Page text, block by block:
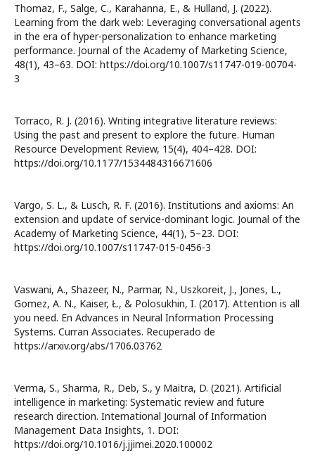
Thomaz, F., Salge, C., Karahanna, E., & Hulland, J. (2022).
Learning from the dark web: Leveraging conversational agents
in the era of hyper-personalization to enhance marketing
performance. Journal of the Academy of Marketing Science,
48(1), 43–63. DOI: https://doi.org/10.1007/s11747-019-00704-
3
Torraco, R. J. (2016). Writing integrative literature reviews:
Using the past and present to explore the future. Human
Resource Development Review, 15(4), 404–428. DOI:
https://doi.org/10.1177/1534484316671606
Vargo, S. L., & Lusch, R. F. (2016). Institutions and axioms: An
extension and update of service-dominant logic. Journal of the
Academy of Marketing Science, 44(1), 5–23. DOI:
https://doi.org/10.1007/s11747-015-0456-3
Vaswani, A., Shazeer, N., Parmar, N., Uszkoreit, J., Jones, L.,
Gomez, A. N., Kaiser, Ł., & Polosukhin, I. (2017). Attention is all
you need. En Advances in Neural Information Processing
Systems. Curran Associates. Recuperado de
https://arxiv.org/abs/1706.03762
Verma, S., Sharma, R., Deb, S., y Maitra, D. (2021). Artificial
intelligence in marketing: Systematic review and future
research direction. International Journal of Information
Management Data Insights, 1. DOI:
https://doi.org/10.1016/j.jjimei.2020.100002